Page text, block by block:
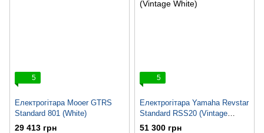
5
Електрогітара Mooer GTRS
Standard 801 (White)
29 413 грн
5
Електрогітара Yamaha Revstar
Standard RSS20 (Vintage
White)
51 300 грн